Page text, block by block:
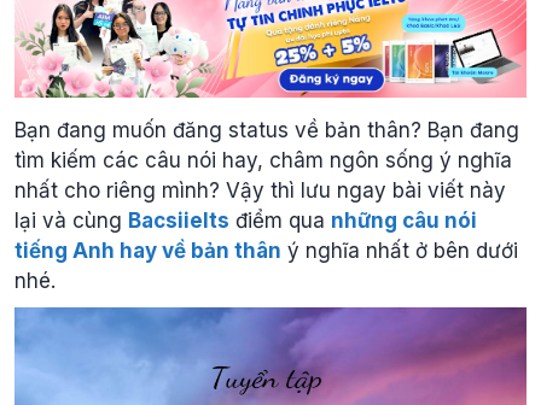
Bạn đang muốn đăng status về bản thân? Bạn đang
tìm kiếm các câu nói hay, châm ngôn sống ý nghĩa
nhất cho riêng mình? Vậy thì lưu ngay bài viết này
lại và cùng Bacsiielts điểm qua những câu nói
tiếng Anh hay về bản thân ý nghĩa nhất ở bên dưới
nhé.